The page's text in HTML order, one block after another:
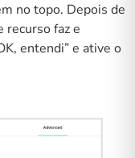
no topo. Depois de
recurso faz e
entendi” e ative o